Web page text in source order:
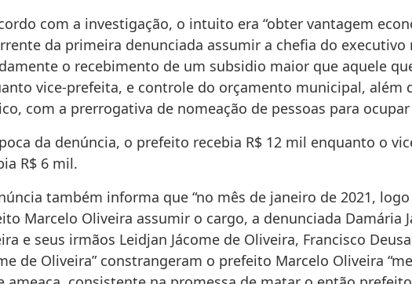
com a investigação, o intuito era “obter vantagem
da primeira denunciada assumir a chefia do executivo
o recebimento de um subsidio maior que aquele
vice-prefeita, e controle do orçamento municipal, além
com a prerrogativa de nomeação de pessoas para ocupar
da denúncia, o prefeito recebia R$ 12 mil enquanto o
R$ 6 mil.
também informa que “no mês de janeiro de 2021,
Marcelo Oliveira assumir o cargo, a denunciada Damária
e seus irmãos Leidjan Jácome de Oliveira, Francisco
de Oliveira” constrangeram o prefeito Marcelo Oliveira